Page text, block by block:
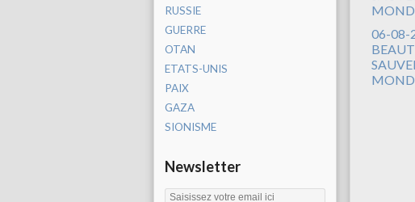
RUSSIE
GUERRE
OTAN
ETATS-UNIS
PAIX
GAZA
SIONISME
Newsletter
06-08-